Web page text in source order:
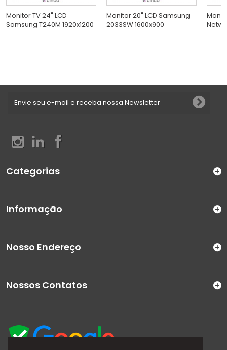
Monitor TV 24" LCD
Samsung T240M 1920x1200
Monitor 20" LCD Samsung
2033SW 1600x900
Categorias
Informação
Nosso Endereço
Nossos Contatos